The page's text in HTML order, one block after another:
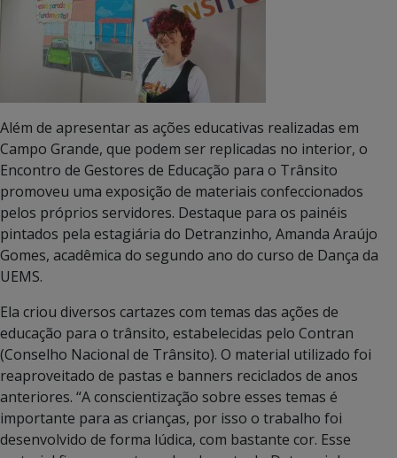
Além de apresentar as ações educativas realizadas em
Campo Grande, que podem ser replicadas no interior, o
Encontro de Gestores de Educação para o Trânsito
promoveu uma exposição de materiais confeccionados
pelos próprios servidores. Destaque para os painéis
pintados pela estagiária do Detranzinho, Amanda Araújo
Gomes, acadêmica do segundo ano do curso de Dança da
UEMS.
Ela criou diversos cartazes com temas das ações de
educação para o trânsito, estabelecidas pelo Contran
(Conselho Nacional de Trânsito). O material utilizado foi
reaproveitado de pastas e banners reciclados de anos
anteriores. “A conscientização sobre esses temas é
importante para as crianças, por isso o trabalho foi
desenvolvido de forma lúdica, com bastante cor. Esse